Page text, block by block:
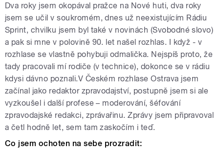
Dva roky jsem okopával pražce na Nové huti, dva roky
jsem se učil v soukromém, dnes už neexistujícím Rádiu
Sprint, chvilku jsem byl také v novinách (Svobodné slovo)
a pak si mne v polovině 90. let našel rozhlas. I když - v
rozhlase se vlastně pohybuji odmalička. Nejspíš proto, že
tady pracovali mí rodiče (v technice), dokonce se v rádiu
kdysi dávno poznali.V Českém rozhlase Ostrava jsem
začínal jako redaktor zpravodajství, postupně jsem si ale
vyzkoušel i další profese – moderování, šéfování
zpravodajské redakci, zprávařinu. Zprávy jsem připravoval
a četl hodně let, sem tam zaskočím i teď.
Co jsem ochoten na sebe prozradit: